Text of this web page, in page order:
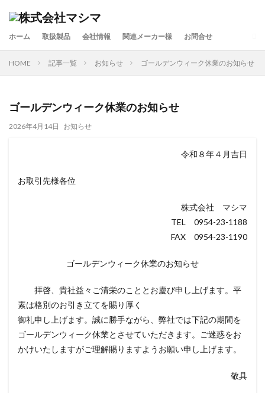
ホーム 取扱製品 会社情報 関連メーカー様 お問合せ
HOME 記事一覧 お知らせ ゴールデンウィーク休業のお知らせ
ゴールデンウィーク休業のお知らせ
2026年4月14日 お知らせ
令和８年４月吉日
お取引先様各位
株式会社 マシマ
TEL 0954-23-1188
FAX 0954-23-1190
ゴールデンウィーク休業のお知らせ
拝啓、貴社益々ご清栄のこととお慶び申し上げます。平
素は格別のお引き立てを賜り厚く
御礼申し上げます。誠に勝手ながら、弊社では下記の期間を
ゴールデンウィーク休業とさせていただきます。ご迷惑をお
かけいたしますがご理解賜りますようお願い申し上げます。
敬具